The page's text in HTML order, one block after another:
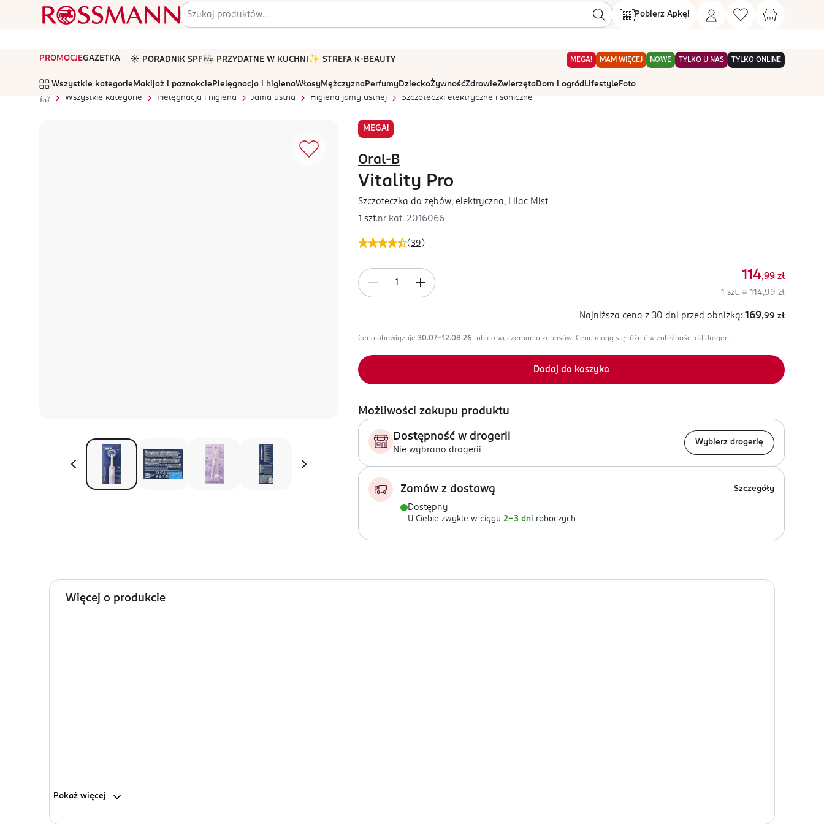
Pobierz Apkę!
PROMOCJEGAZETKA ☀️ PORADNIK SPF🧑🏻‍🍳 PRZYDATNE W KUCHNI ✨ STREFA K-BEAUTY MEGA! MAM WIĘCEJ NOWE TYLKO U NAS TYLKO ONLINE
Wszystkie kategorie Makijaż i paznokcie Pielęgnacja i higienaWłosyMężczyznaPerfumyDzieckoŻywnośćZdrowieZwierzętaDom i ogród Lifestyle Foto
Wszystkie kategorie
Pielęgnacja i higiena Jama ustna Higiena jamy ustnej Szczoteczki elektryczne i soniczne
MEGA!
(39 )
Oral-B
Vitality Pro
Szczoteczka do zębów, elektryczna, Lilac Mist
1 szt.nr kat. 2016066
114,99 zł
1 szt. = 114,99 zł
Najniższa cena z 30 dni przed obniżką: 169,99 zł
Cena obowiązuje 30.07-12.08.26 lub do wyczerpania zapasów. Ceny mogą się różnić w zależności od drogerii.
Dodaj do koszyka
Możliwości zakupu produktu
Dostępność w drogerii
Nie wybrano drogerii
Wybierz drogerię
Zamów z dostawą Szczegóły
Dostępny
U Ciebie zwykle w ciągu 2-3 dni roboczych
Więcej o produkcie
Pokaż więcej